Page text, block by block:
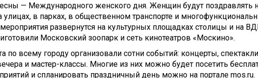
— Международного женского дня. Женщин будут поздравлять
улицах, в парках, в общественном транспорте и
развернутся на культурных площадках столицы и на
Московский зоопарк и сеть кинотеатров «Москино».
по всему городу организовали сотни событий: концерты,
и мастер-классы. Многие из них можно будет посетить
и спланировать праздничный день можно на портале mos.ru.